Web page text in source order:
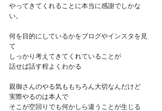
やってきてくれることに本当に感謝でしかな
い。
何を目的にしているかをブログやインスタを見
て
しっかり考えてきてくれていることが
話せば話す程よくわかる
親御さんのやる気ももちろん大切なんだけど
実際やるのは本人で
そこが空回りでも何かしら違うことが生じる